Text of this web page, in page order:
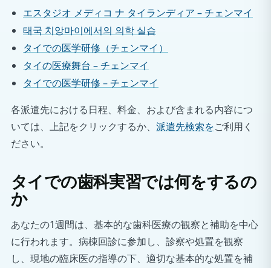
エスタジオ メディコ ナ タイランディア – チェンマイ
태국 치앙마이에서의 의학 실습
タイでの医学研修（チェンマイ）
タイの医療舞台 – チェンマイ
タイでの医学研修 – チェンマイ
各派遣先における日程、料金、および含まれる内容につ
いては、上記をクリックするか、 派遣先検索をご利用く
ださい。
タイでの歯科実習では何をするの
か
あなたの1週間は、基本的な歯科医療の観察と補助を中心
に行われます。病棟回診に参加し、診察や処置を観察
し、現地の臨床医の指導の下、適切な基本的な処置を補